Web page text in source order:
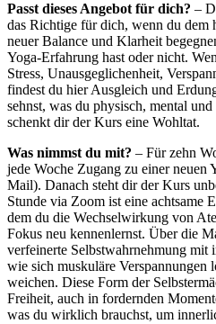
Passt dieses Angebot für dich? –
das Richtige für dich, wenn du dem
neuer Balance und Klarheit
Yoga-Erfahrung hast oder nicht.
Stress, Unausgeglichenheit,
findest du hier Ausgleich und
sehnst, was du physisch, mental
schenkt dir der Kurs eine Wohltat.
Was nimmst du mit? – Für zehn
jede Woche Zugang zu einer neuen
Mail). Danach steht dir der Kurs
Stunde via Zoom ist eine achtsame
dem du die Wechselwirkung von
Fokus neu kennenlernst. Über die
verfeinerte Selbstwahrnehmung mit
wie sich muskuläre Verspannungen
weichen. Diese Form der
Freiheit, auch in fordernden
was du wirklich brauchst, um